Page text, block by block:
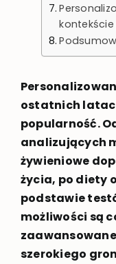
ostatnich
popularność.
analizujących
żywieniowe
życia, po diety
podstawie
możliwości są
szerokiego